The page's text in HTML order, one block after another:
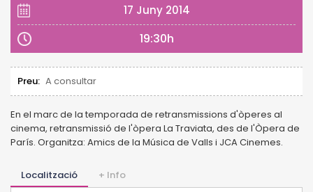
17 Juny 2014
19:30h
Preu: A consultar
En el marc de la temporada de retransmissions d'òperes al
cinema, retransmissió de l'òpera La Traviata, des de l'Òpera de
París. Organitza: Amics de la Música de Valls i JCA Cinemes.
Localització + Info